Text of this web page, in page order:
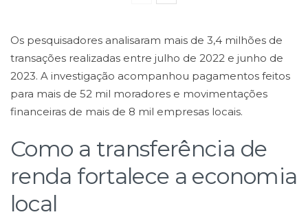
Os pesquisadores analisaram mais de 3,4 milhões de
transações realizadas entre julho de 2022 e junho de
2023. A investigação acompanhou pagamentos feitos
para mais de 52 mil moradores e movimentações
financeiras de mais de 8 mil empresas locais.
Como a transferência de
renda fortalece a economia
local